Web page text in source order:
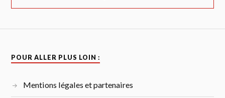
POUR ALLER PLUS LOIN :
Mentions légales et partenaires